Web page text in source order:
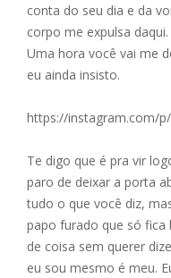
conta do seu dia e da
corpo me expulsa
Uma hora você vai me
eu ainda insisto.
https://instagram.com/
Te digo que é pra vir
paro de deixar a porta
tudo o que você diz,
papo furado que só
de coisa sem querer
eu sou mesmo é meu.